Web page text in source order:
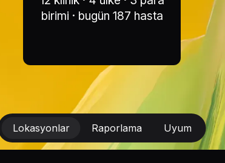
Lokasyonlar Raporlama Uyum
birimi · bugün 187 hasta